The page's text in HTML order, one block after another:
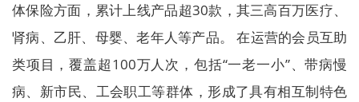
体保险方面，累计上线产品超30款，其三高百万医疗、
肾病、乙肝、母婴、老年人等产品。 在运营的会员互助
类项目，覆盖超100万人次，包括“一老一小”、带病慢
病、新市民、工会职工等群体，形成了具有相互制特色